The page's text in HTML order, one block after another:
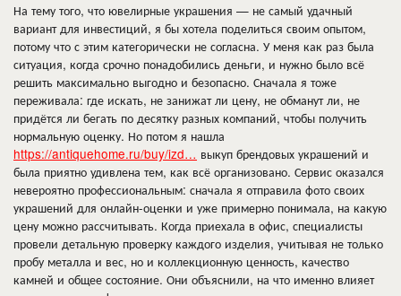
На тему того, что ювелирные украшения — не самый удачный
вариант для инвестиций, я бы хотела поделиться своим опытом,
потому что с этим категорически не согласна. У меня как раз была
ситуация, когда срочно понадобились деньги, и нужно было всё
решить максимально выгодно и безопасно. Сначала я тоже
переживала: где искать, не занижат ли цену, не обманут ли, не
придётся ли бегать по десятку разных компаний, чтобы получить
нормальную оценку. Но потом я нашла
https://antiquehome.ru/buy/izd… выкуп брендовых украшений и
была приятно удивлена тем, как всё организовано. Сервис оказался
невероятно профессиональным: сначала я отправила фото своих
украшений для онлайн-оценки и уже примерно понимала, на какую
цену можно рассчитывать. Когда приехала в офис, специалисты
провели детальную проверку каждого изделия, учитывая не только
пробу металла и вес, но и коллекционную ценность, качество
камней и общее состояние. Они объяснили, на что именно влияет